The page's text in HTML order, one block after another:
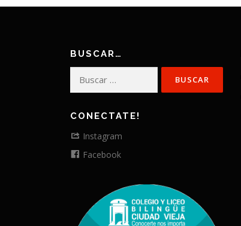
BUSCAR…
CONECTATE!
Instagram
Facebook